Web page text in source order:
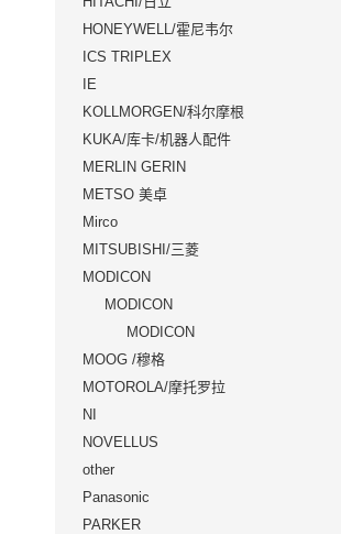
HONEYWELL/霍尼韦尔
ICS TRIPLEX
IE
KOLLMORGEN/科尔摩根
KUKA/库卡/机器人配件
MERLIN GERIN
METSO 美卓
Mirco
MITSUBISHI/三菱
MODICON
MODICON
MODICON
MOOG /穆格
MOTOROLA/摩托罗拉
NI
NOVELLUS
other
Panasonic
PARKER